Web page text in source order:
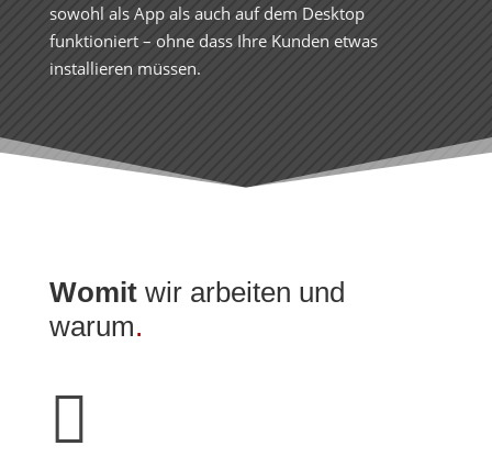
sowohl als App als auch auf dem Desktop
funktioniert – ohne dass Ihre Kunden etwas
installieren müssen.
Womitwir arbeiten und
warum.
